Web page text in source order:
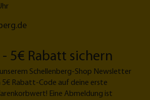
5€ Rabatt sichern
Schellenberg-Shop Newsletter
5€ Rabatt-Code auf deine erste
Eine Abmeldung ist